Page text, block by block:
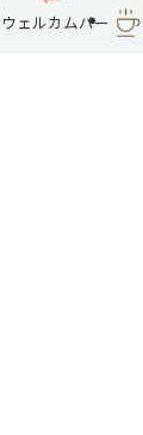
ウェルカムバー